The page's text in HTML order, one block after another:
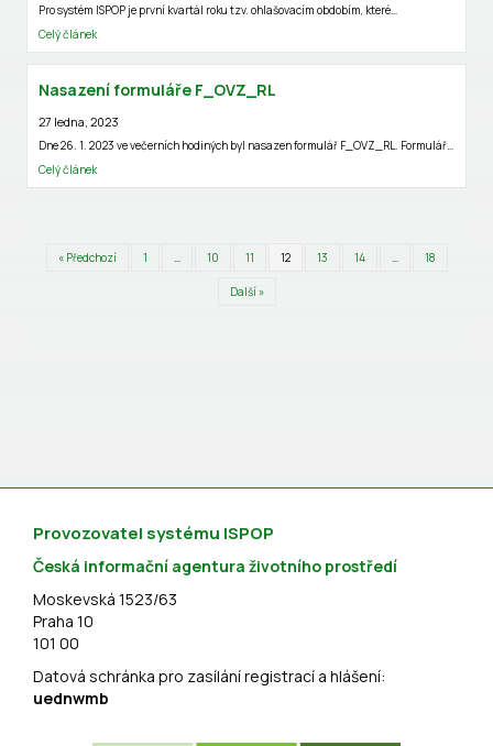
Pro systém ISPOP je první kvartál roku tzv. ohlašovacím obdobím, které…
Celý článek
Nasazení formuláře F_OVZ_RL
27 ledna, 2023
Dne 26. 1. 2023 ve večerních hodiných byl nasazen formulář F_OVZ_RL. Formulář…
Celý článek
« Předchozí 1 … 10 11 12 13 14 … 18
Další »
Provozovatel systému ISPOP
Česká informační agentura životního prostředí
Moskevská 1523/63
Praha 10
101 00
Datová schránka pro zasílání registrací a hlášení:
uednwmb